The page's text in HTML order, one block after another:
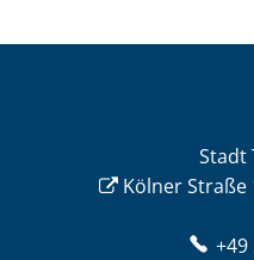
Stadt
Kölner Straße
+49